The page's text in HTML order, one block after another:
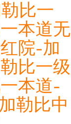
比一
本道无
院-加
比一级
本道-
勒比中